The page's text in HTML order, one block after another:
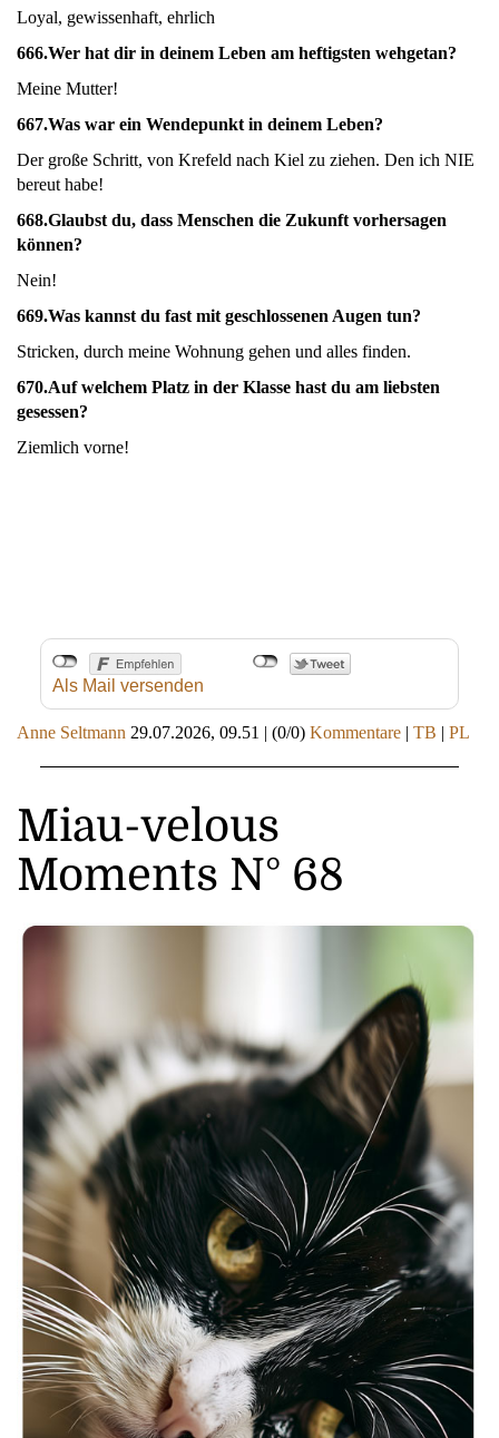
Loyal, gewissenhaft, ehrlich
666.Wer hat dir in deinem Leben am heftigsten wehgetan?
Meine Mutter!
667.Was war ein Wendepunkt in deinem Leben?
Der große Schritt, von Krefeld nach Kiel zu ziehen. Den ich NIE
bereut habe!
668.Glaubst du, dass Menschen die Zukunft vorhersagen
können?
Nein!
669.Was kannst du fast mit geschlossenen Augen tun?
Stricken, durch meine Wohnung gehen und alles finden.
670.Auf welchem Platz in der Klasse hast du am liebsten
gesessen?
Ziemlich vorne!
Als Mail versenden
Anne Seltmann 29.07.2026, 09.51 | (0/0) Kommentare | TB | PL
Miau-velous
Moments N° 68